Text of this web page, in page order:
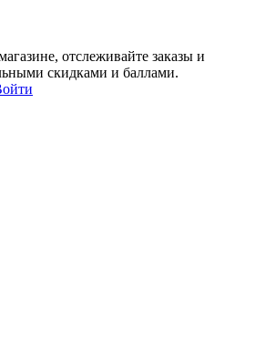
отслеживайте заказы и
скидками и баллами.